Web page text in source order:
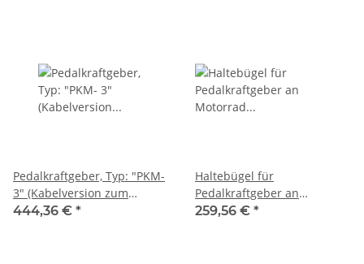
Pedalkraftgeber, Typ: "PKM-
3" (Kabelversion zum
Anschluss an
444,36 € *
Haltebügel für
Pedalkraftgeber an
Motorrad Handbremshebel,
259,56 € *